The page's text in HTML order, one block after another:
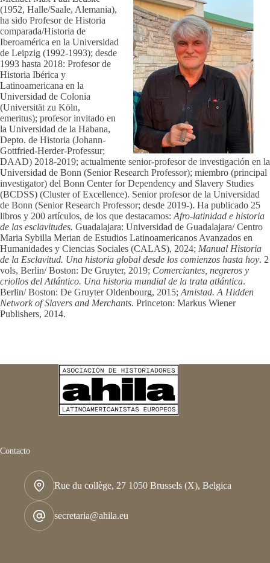
(1952, Halle/Saale, Alemania),
ha sido Profesor de Historia
comparada/Historia de
Iberoamérica en la Universidad
de Leipzig (1992-1993); desde
1993 hasta 2018: Profesor de
Historia Ibérica y
Latinoamericana en la
Universidad de Colonia
(Universität zu Köln,
emeritus); profesor invitado en
la Universidad de la Habana,
Depto. de Historia (Johann-
Gottfried-Herder-Professur;
DAAD) 2018-2019; actualmente senior-profesor de investigación en la
Universidad de Bonn (Senior Research Professor); miembro (principal
investigator) del Bonn Center for Dependency and Slavery Studies
(BCDSS) (Cluster of Excellence). Senior profesor de la Universidad
de Bonn (Senior Research Professor; desde 2019-). Ha publicado 25
libros y 200 artículos, de los que destacamos: Afro-latinidad e historia
de las esclavitudes. Guadalajara: Universidad de Guadalajara/ Centro
Maria Sybilla Merian de Estudios Latinoamericanos Avanzados en
Humanidades y Ciencias Sociales (CALAS), 2024; Manual Historia
de la Esclavitud. Una historia global desde los comienzos hasta hoy. 2
vols, Berlin/ Boston: De Gruyter, 2019; Comerciantes, negreros y
criollos del Atlántico. Una historia mundial de la trata atlántica.
Berlin/ Boston: De Gruyter Oldenbourg, 2015; Amistad. A Hidden
Network of Slavers and Merchants. Princeton: Markus Wiener
Publishers, 2014.
Contacto
Rue du collège, 27 1050 Brussels (X), Belgica
secretaria@ahila.eu